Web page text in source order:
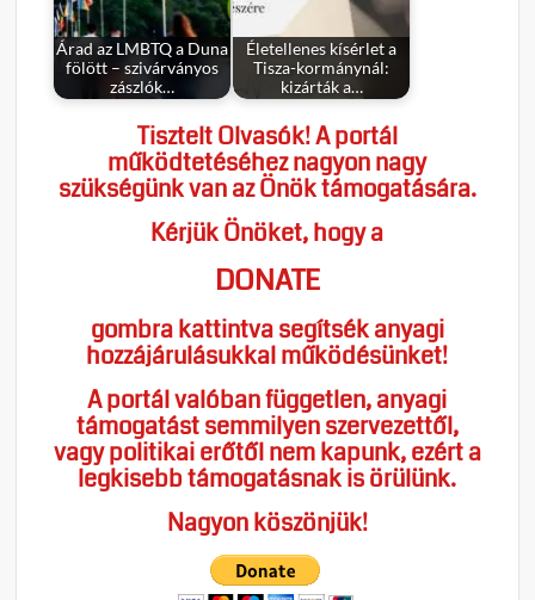
Árad az LMBTQ a Duna
fölött – szivárványos
zászlók…
Életellenes kísérlet a
Tisza-kormánynál:
kizárták a…
Tisztelt Olvasók! A portál
működtetéséhez nagyon nagy
szükségünk van az Önök támogatására.
Kérjük Önöket, hogy a
DONATE
gombra kattintva segítsék anyagi
hozzájárulásukkal működésünket!
A portál valóban független, anyagi
támogatást semmilyen szervezettől,
vagy politikai erőtől nem kapunk, ezért a
legkisebb támogatásnak is örülünk.
Nagyon köszönjük!